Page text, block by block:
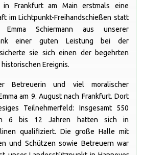
Frankfurt am Main erstmals eine
im Lichtpunkt-Freihandschießen statt
Schiermann aus unserer
einer guten Leistung bei der
sie sich einen der begehrten
Ereignis.
Betreuerin und viel moralischer
am 9. August nach Frankfurt. Dort
Teilnehmerfeld: Insgesamt 550
6 bis 12 Jahren hatten sich in
qualifiziert. Die große Halle mit
und Schützen sowie Betreuern war